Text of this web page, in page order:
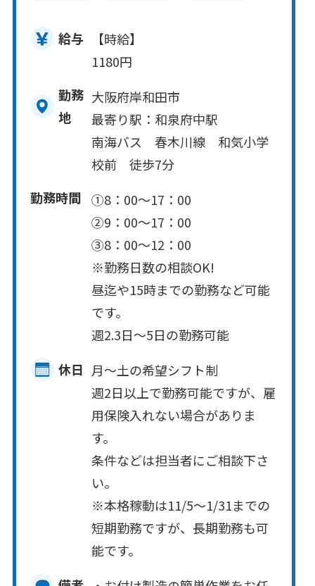
給与
【時給】
1180円
勤務
地
大阪府岸和田市
最寄り駅：和泉府中駅
南海バス 春木川線 和気小学
校前 徒歩7分
勤務時間 ①8：00～17：00
②9：00～17：00
③8：00～12：00
※勤務日数の相談OK!
昼迄や15時までの勤務など可能
です。
週2.3日～5日の勤務可能
休日 月～土の希望シフト制
週2日以上で勤務可能ですが、雇
用保険入れない場合がありま
す。
条件などは担当者にご相談下さ
い。
※本格稼動は11/5～1/31までの
短期勤務ですが、長期勤務も可
能です。